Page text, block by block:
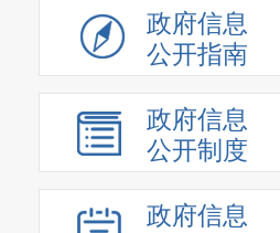
政府信息
公开指南
政府信息
公开制度
政府信息